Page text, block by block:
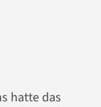
hatte das